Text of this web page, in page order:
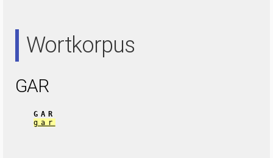
Wortkorpus
GAR
GAR
gar